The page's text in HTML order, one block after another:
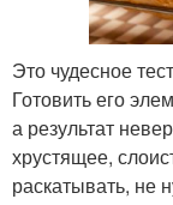
Это чудесное
Готовить его
а результат
хрустящее,
раскатывать, не